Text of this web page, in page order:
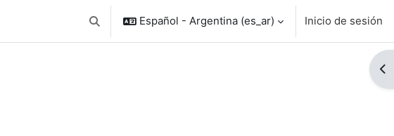
Conmutar entrada de búsqueda
Español - Argentina ‎(es_ar)‎ Inicio de sesión